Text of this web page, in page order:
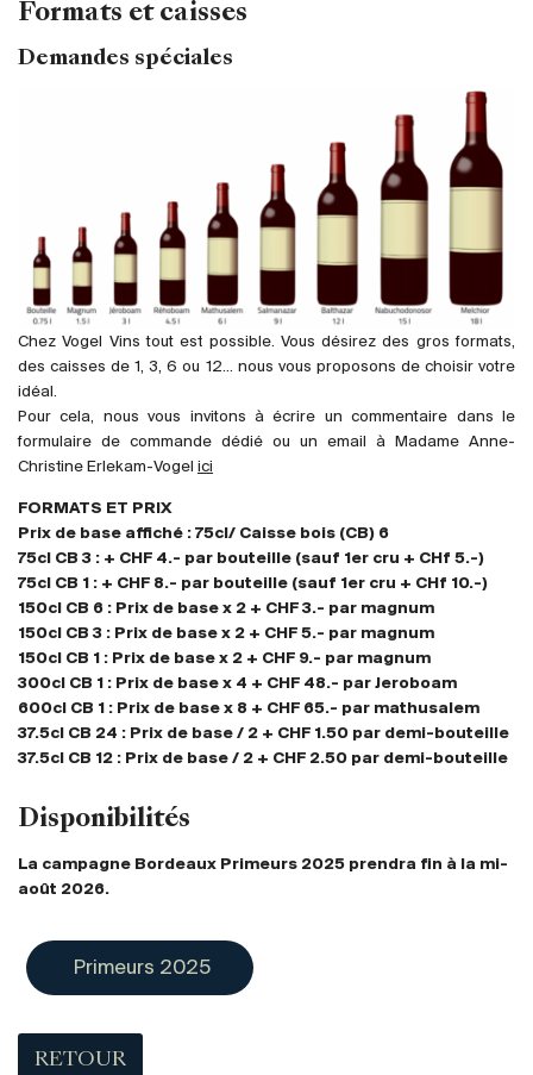
Italie
Australie
Autriche
Brésil
Chili
États-Unis
Liban
Nouvelle Zélande
Portugal
Royaume-Uni
Primeurs
2025
Promotions
Checkout
Vins Bio
Vins Demeter
Vins Natures
Formats et caisses
Demandes spéciales
Chez Vogel Vins tout est possible. Vous désirez des gros formats,
des caisses de 1, 3, 6 ou 12... nous vous proposons de choisir votre
idéal.
Pour cela, nous vous invitons à écrire un commentaire dans le
formulaire de commande dédié ou un email à Madame Anne-
Christine Erlekam-Vogel ici
FORMATS ET PRIX
Prix de base affiché : 75cl/ Caisse bois (CB) 6
75cl CB 3 : + CHF 4.- par bouteille (sauf 1er cru + CHf 5.-)
75cl CB 1 : + CHF 8.- par bouteille (sauf 1er cru + CHf 10.-)
150cl CB 6 : Prix de base x 2 + CHF 3.- par magnum
150cl CB 3 : Prix de base x 2 + CHF 5.- par magnum
150cl CB 1 : Prix de base x 2 + CHF 9.- par magnum
300cl CB 1 : Prix de base x 4 + CHF 48.- par Jeroboam
600cl CB 1 : Prix de base x 8 + CHF 65.- par mathusalem
37.5cl CB 24 : Prix de base / 2 + CHF 1.50 par demi-bouteille
37.5cl CB 12 : Prix de base / 2 + CHF 2.50 par demi-bouteille
Disponibilités
La campagne Bordeaux Primeurs 2025 prendra fin à la mi-
août 2026.
Primeurs 2025
RETOUR